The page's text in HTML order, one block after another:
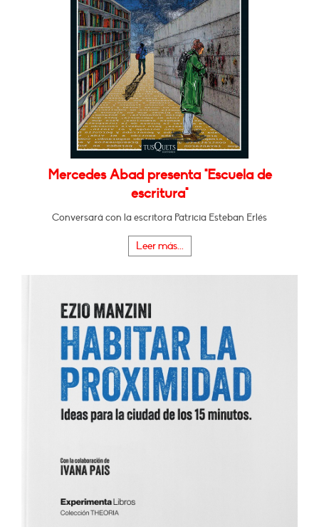
Mercedes Abad presenta "Escuela de
escritura"
Conversará con la escritora Patricia Esteban Erlés
Leer más...